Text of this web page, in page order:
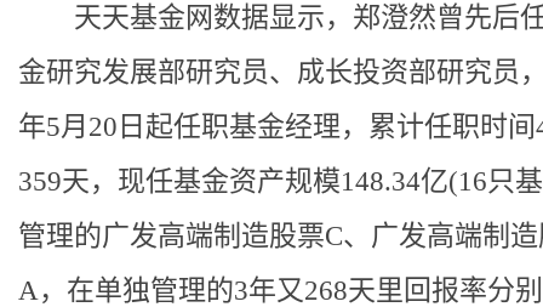
天天基金网数据显示，郑澄然曾先后
金研究发展部研究员、成长投资部研究员
年5月20日起任职基金经理，累计任职时间
359天，现任基金资产规模148.34亿(16只
管理的广发高端制造股票C、广发高端制
A，在单独管理的3年又268天里回报率分别